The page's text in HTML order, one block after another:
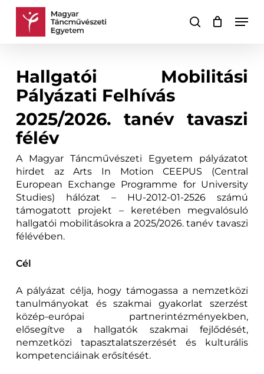
Skip
keresés
Kosár Kosár
Hallgatói Mobilitási
Pályázati Felhívás
2025/2026. tanév tavaszi
félév
A Magyar Táncművészeti Egyetem pályázatot
hirdet az Arts In Motion CEEPUS (Central
European Exchange Programme for University
Studies) hálózat – HU-2012-01-2526 számú
támogatott projekt – keretében megvalósuló
hallgatói mobilitásokra a 2025/2026. tanév tavaszi
félévében.
Cél
A pályázat célja, hogy támogassa a nemzetközi
tanulmányokat és szakmai gyakorlat szerzést
közép-európai partnerintézményekben,
elősegítve a hallgatók szakmai fejlődését,
nemzetközi tapasztalatszerzését és kulturális
kompetenciáinak erősítését.